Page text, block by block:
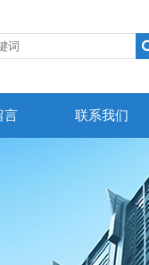
言 联系我们